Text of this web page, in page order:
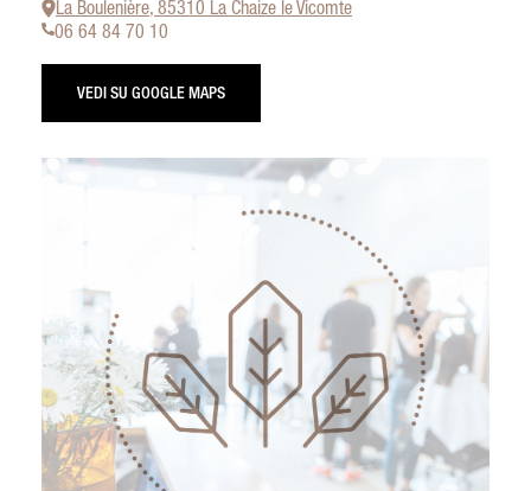
La Boulenière, 85310 La Chaize le Vicomte
06 64 84 70 10
VEDI SU GOOGLE MAPS